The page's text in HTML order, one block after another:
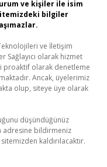
ve kişiler ile isim
bilgiler
ve İletişim
Sağlayıcı olarak hizmet
proaktif olarak denetleme
Ancak, üyelerimiz
olup, siteye üye olarak
düşündüğünüz
adresine bildirmeniz
kaldırılacaktır.